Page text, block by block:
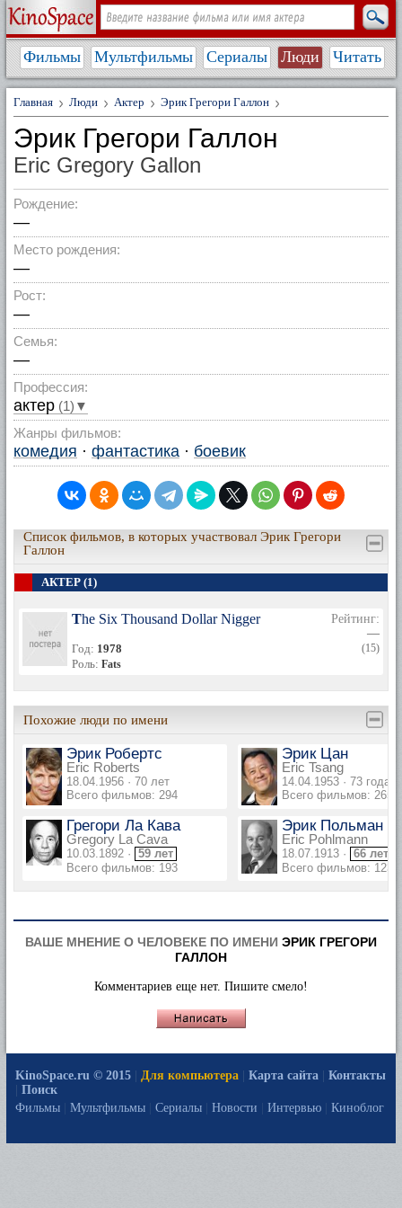
Фильмы Мультфильмы Сериалы Люди Читать
Главная Люди Актер Эрик Грегори Галлон
Эрик Грегори Галлон
Eric Gregory Gallon
Рождение:
—
Место рождения:
—
Рост:
—
Семья:
—
Профессия:
актер (1)▼
Жанры фильмов:
комедия · фантастика · боевик
Список фильмов, в которых участвовал Эрик Грегори
Галлон
АКТЕР (1)
The Six Thousand Dollar Nigger
Год: 1978
Роль: Fats
Рейтинг:
—
(15)
Похожие люди по имени
Эрик Робертс
Eric Roberts
18.04.1956 · 70 лет
Всего фильмов: 294
Эрик Цан
Eric Tsang
14.04.1953 · 73 года
Всего фильмов: 265
Грегори Ла Кава
Gregory La Cava
10.03.1892 · 59 лет
Всего фильмов: 193
Эрик Польман
Eric Pohlmann
18.07.1913 · 66 лет
Всего фильмов: 123
ВАШЕ МНЕНИЕ О ЧЕЛОВЕКЕ ПО ИМЕНИ ЭРИК ГРЕГОРИ
ГАЛЛОН
Комментариев еще нет. Пишите смело!
KinoSpace.ru © 2015 Для компьютера Карта сайта
Контакты
Поиск
Фильмы
Мультфильмы Сериалы Новости Интервью Киноблог